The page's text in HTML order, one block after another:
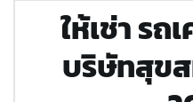
ให้เช่า รถ
บริษัทสุข